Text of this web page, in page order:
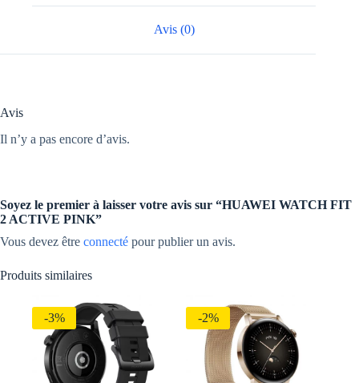
Avis (0)
Avis
Il n’y a pas encore d’avis.
Soyez le premier à laisser votre avis sur “HUAWEI WATCH FIT
2 ACTIVE PINK”
Vous devez être connecté pour publier un avis.
Produits similaires
-3% -2%